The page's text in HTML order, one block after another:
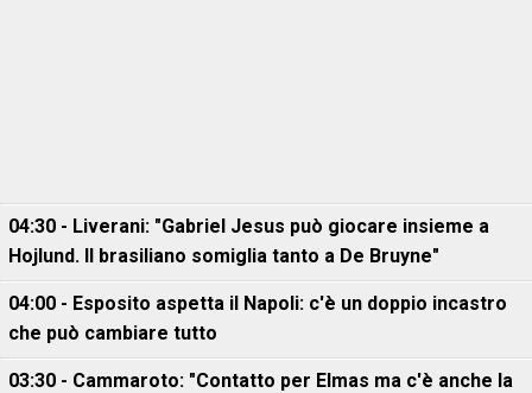
04:30 - Liverani: "Gabriel Jesus può giocare insieme a
Hojlund. Il brasiliano somiglia tanto a De Bruyne"
04:00 - Esposito aspetta il Napoli: c'è un doppio incastro
che può cambiare tutto
03:30 - Cammaroto: "Contatto per Elmas ma c'è anche la